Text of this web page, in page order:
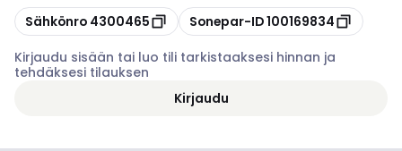
Kopioi
Sähkönro 4300465 Kopioi
Sonepar-ID100169834
Kirjaudu sisään tai luo tili tarkistaaksesi hinnan ja
tehdäksesi tilauksen
Kirjaudu